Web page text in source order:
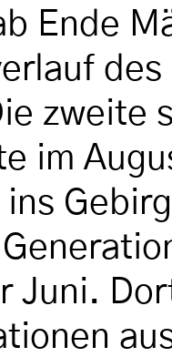
Ende
zweite
im
ins
Juni.